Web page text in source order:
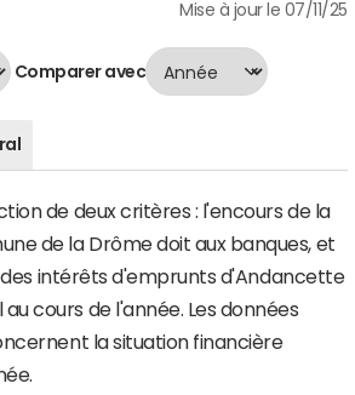
Mise à jour le 07/11/25
Comparer avec
de deux critères : l'encours de la
de la Drôme doit aux banques, et
des intérêts d'emprunts d'Andancette
cours de l'année. Les données
la situation financière